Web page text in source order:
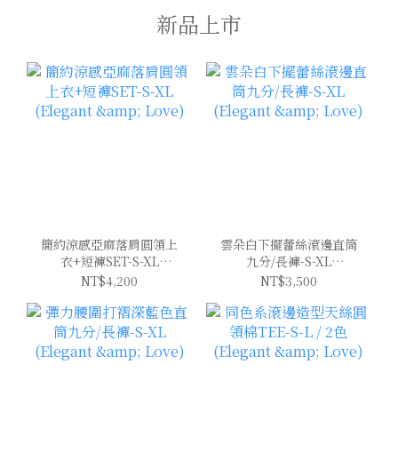
新品上市
簡約涼感亞麻落肩圓領上
衣+短褲SET-S-XL
(Elegant & Love)
NT$4,200
雲朵白下擺蕾絲滾邊直筒
九分/長褲-S-XL
(Elegant & Love)
NT$3,500